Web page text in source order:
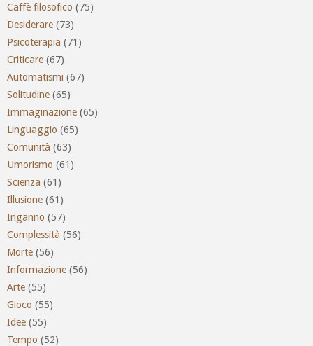
Caffè filosofico (75)
Desiderare (73)
Psicoterapia (71)
Criticare (67)
Automatismi (67)
Solitudine (65)
Immaginazione (65)
Linguaggio (65)
Comunità (63)
Umorismo (61)
Scienza (61)
Illusione (61)
Inganno (57)
Complessità (56)
Morte (56)
Informazione (56)
Arte (55)
Gioco (55)
Idee (55)
Tempo (52)